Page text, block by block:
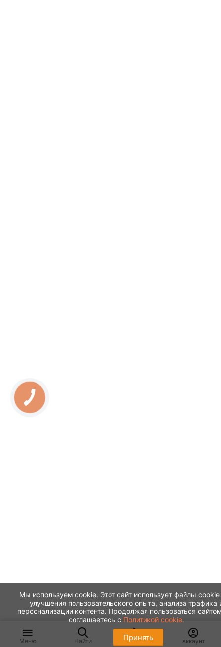
Меню Найти Корзина Аккаунт
Мы используем cookie. Этот сайт использует файлы cookie
улучшения пользовательского опыта, анализа трафика
персонализации контента. Продолжая пользоваться
соглашаетесь с Политикой cookie.
Принять